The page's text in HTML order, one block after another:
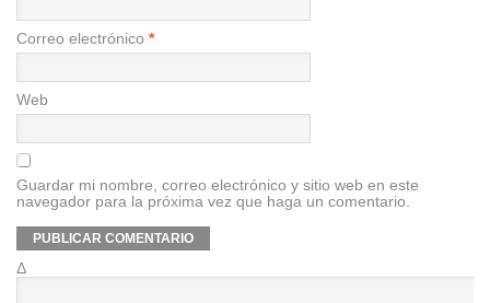
Correo electrónico *
Web
Guardar mi nombre, correo electrónico y sitio web en este
navegador para la próxima vez que haga un comentario.
Δ